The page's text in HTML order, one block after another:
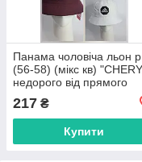
Панама чоловіча льон р
(56-58) (мікс кв)
недорого від прямого
217 ₴
Купити